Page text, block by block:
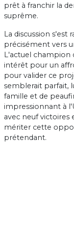
prêt à franchir la
suprême.
La discussion s'est
précisément vers
L'actuel champion
intérêt pour un
pour valider ce
semblerait parfait,
famille et de
impressionnant à
avec neuf victoires
mériter cette
prétendant.